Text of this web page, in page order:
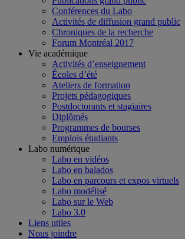
Conférences du Labo
Activités de diffusion grand public
Chroniques de la recherche
Forum Montréal 2017
Vie académique
Activités d’enseignement
Écoles d’été
Ateliers de formation
Projets pédagogiques
Postdoctorants et stagiaires
Diplômés
Programmes de bourses
Emplois étudiants
Labo numérique
Labo en vidéos
Labo en balados
Labo en parcours et expos virtuels
Labo modélisé
Labo sur le Web
Labo 3.0
Liens utiles
Nous joindre